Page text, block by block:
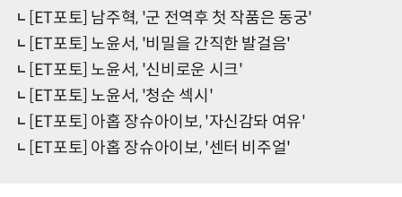
[ET포토] 남주혁, '군 전역후 첫 작품은 동궁'
[ET포토] 노윤서, '비밀을 간직한 발걸음'
[ET포토] 노윤서, '신비로운 시크'
[ET포토] 노윤서, '청순 섹시'
[ET포토] 아홉 장슈아이보, '자신감돠 여유'
[ET포토] 아홉 장슈아이보, '센터 비주얼'